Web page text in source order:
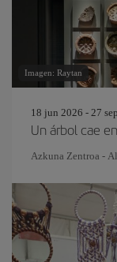
Imagen: Raytan
18 jun 2026 - 27
Un árbol cae
Azkuna Zentroa -